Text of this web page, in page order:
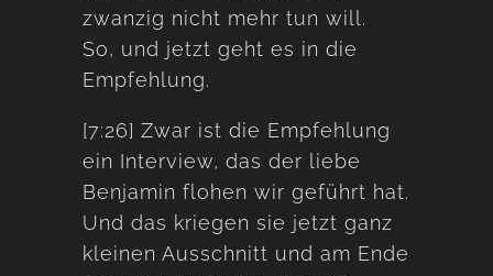
zwanzig nicht mehr tun will.
So, und jetzt geht es in die
Empfehlung.
[7:26] Zwar ist die Empfehlung
ein Interview, das der liebe
Benjamin flohen wir geführt hat.
Und das kriegen sie jetzt ganz
kleinen Ausschnitt und am Ende